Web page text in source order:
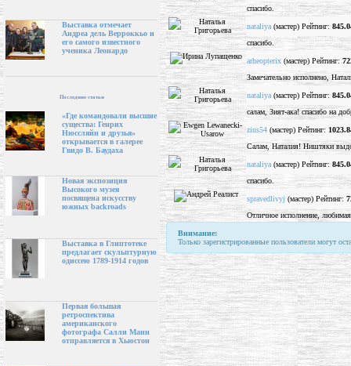
Выставка отмечает
Андреа дель Верроккьо и
его самого известного
ученика Леонардо
Последние статьи
«Где командовали высшие
существа: Генрих
Нюссляйн и друзья»
открывается в галерее
Гвидо В. Баудаха
Новая экспозиция
Высокого музея
посвящена искусству
южных backroads
Выставка в Глиптотеке
предлагает скульптурную
одиссею 1789-1914 годов
Первая большая
ретроспектива
американского
фотографа Салли Манн
отправляется в Хьюстон
спасибо.
nataliya (мастер) Рейтинг:
спасибо.
arheopterix (мастер) Рейтинг:
Замечательно исполнено,
nataliya (мастер) Рейтинг:
салам, Зият-ака! спасибо на
zius54 (мастер) Рейтинг:
Салам, Наталия! Ништяки
nataliya (мастер) Рейтинг:
спасибо.
spravedlivyj (мастер) Рейтинг:
Отличное исполнение,
Внимание:
Только зарегистрированные пользователи могут